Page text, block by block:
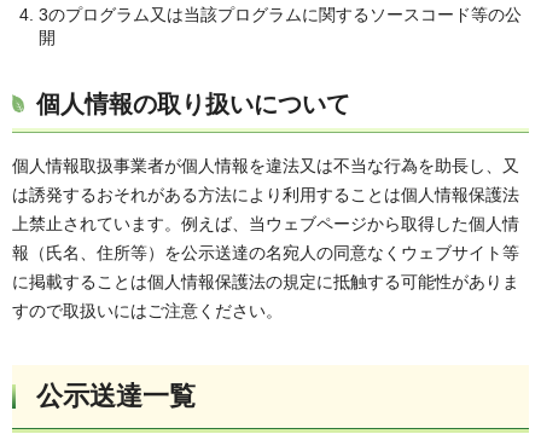
3のプログラム又は当該プログラムに関するソースコード等の公
開
個人情報の取り扱いについて
個人情報取扱事業者が個人情報を違法又は不当な行為を助長し、又
は誘発するおそれがある方法により利用することは個人情報保護法
上禁止されています。例えば、当ウェブページから取得した個人情
報（氏名、住所等）を公示送達の名宛人の同意なくウェブサイト等
に掲載することは個人情報保護法の規定に抵触する可能性がありま
すので取扱いにはご注意ください。
公示送達一覧